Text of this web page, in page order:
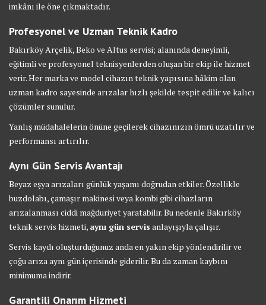
imkânı ile öne çıkmaktadır.
Profesyonel ve Uzman Teknik Kadro
Bakırköy Arçelik, Beko ve Altus servisi; alanında deneyimli,
eğitimli ve profesyonel teknisyenlerden oluşan bir ekip ile hizmet
verir. Her marka ve model cihazın teknik yapısına hâkim olan
uzman kadro sayesinde arızalar hızlı şekilde tespit edilir ve kalıcı
çözümler sunulur.
Yanlış müdahalelerin önüne geçilerek cihazınızın ömrü uzatılır ve
performansı artırılır.
Aynı Gün Servis Avantajı
Beyaz eşya arızaları günlük yaşamı doğrudan etkiler. Özellikle
buzdolabı, çamaşır makinesi veya kombi gibi cihazların
arızalanması ciddi mağduriyet yaratabilir. Bu nedenle Bakırköy
teknik servis hizmeti, aynı gün servis anlayışıyla çalışır.
Servis kaydı oluşturduğunuz anda en yakın ekip yönlendirilir ve
çoğu arıza aynı gün içerisinde giderilir. Bu da zaman kaybını
minimuma indirir.
Garantili Onarım Hizmeti